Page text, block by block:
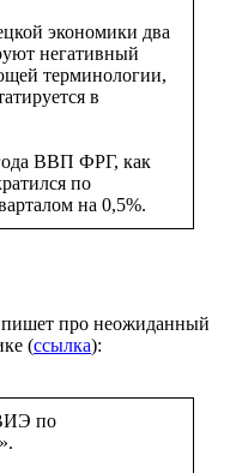
экономики два
негативный
терминологии,
в
ВВП ФРГ, как
по
на 0,5%.
пишет про неожиданный
(ссылка):
по